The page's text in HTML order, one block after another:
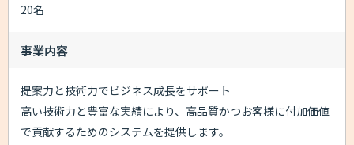
20名
事業内容
提案力と技術力でビジネス成長をサポート
高い技術力と豊富な実績により、高品質かつお客様に付加価値
で貢献するためのシステムを提供します。